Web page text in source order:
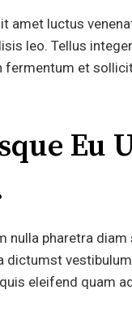
amet luctus
leo. Tellus
fermentum et
Eu
nulla pharetra
dictumst
eleifend quam